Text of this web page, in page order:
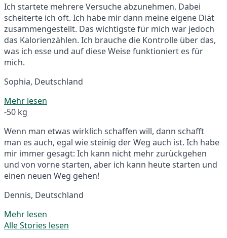
Ich startete mehrere Versuche abzunehmen. Dabei
scheiterte ich oft. Ich habe mir dann meine eigene Diät
zusammengestellt. Das wichtigste für mich war jedoch
das Kalorienzählen. Ich brauche die Kontrolle über das,
was ich esse und auf diese Weise funktioniert es für
mich.
Sophia, Deutschland
Mehr lesen
-50 kg
Wenn man etwas wirklich schaffen will, dann schafft
man es auch, egal wie steinig der Weg auch ist. Ich habe
mir immer gesagt: Ich kann nicht mehr zurückgehen
und von vorne starten, aber ich kann heute starten und
einen neuen Weg gehen!
Dennis, Deutschland
Mehr lesen
Alle Stories lesen